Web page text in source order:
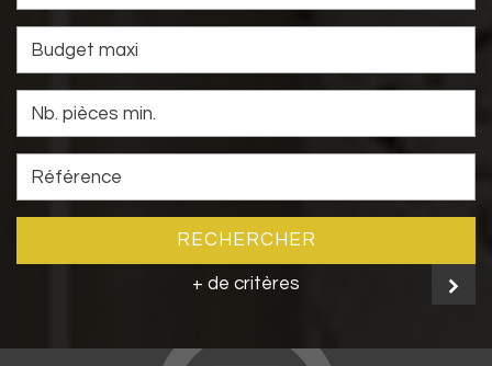
RECHERCHER
+ de critères